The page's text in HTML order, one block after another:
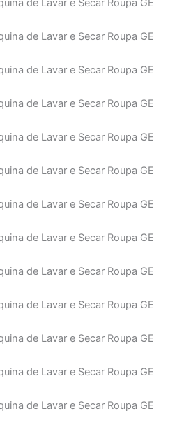
de Lavar e Secar Roupa GE
de Lavar e Secar Roupa GE
de Lavar e Secar Roupa GE
de Lavar e Secar Roupa GE
de Lavar e Secar Roupa GE
de Lavar e Secar Roupa GE
de Lavar e Secar Roupa GE
de Lavar e Secar Roupa GE
de Lavar e Secar Roupa GE
de Lavar e Secar Roupa GE
de Lavar e Secar Roupa GE
de Lavar e Secar Roupa GE
de Lavar e Secar Roupa GE